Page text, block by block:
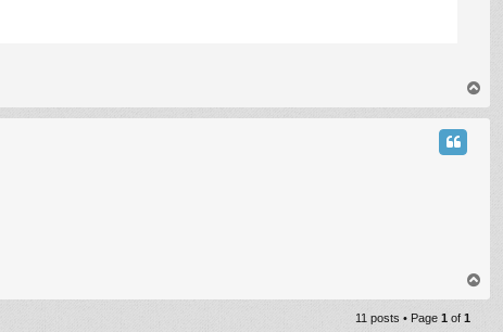
o
p
o
11 posts • Page 1 of 1